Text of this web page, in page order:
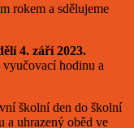
rokem a sdělujeme
4. září 2023.
hodinu a
školní den do školní
a uhrazený oběd ve